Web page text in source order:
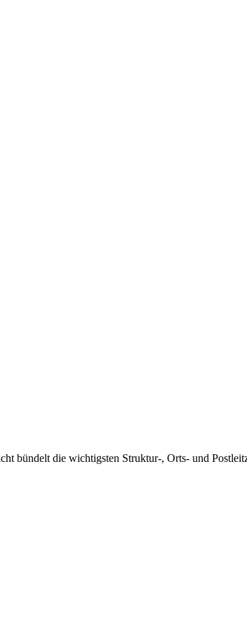
bündelt die wichtigsten Struktur-, Orts- und